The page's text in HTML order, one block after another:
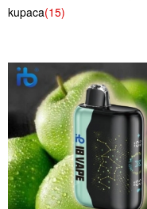
kupaca(15)